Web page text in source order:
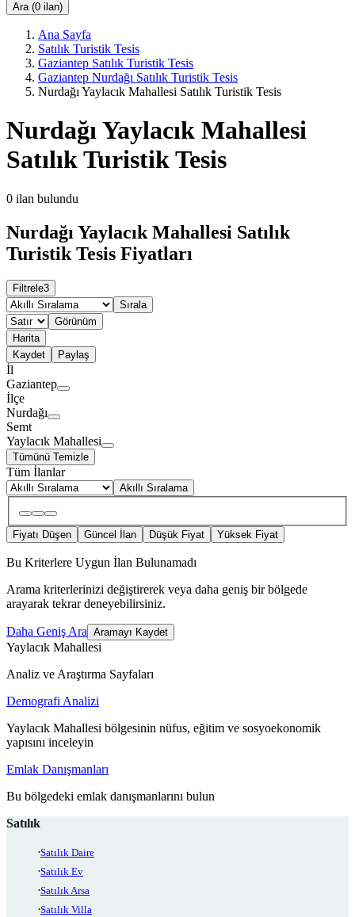
Ara (0 ilan)
Ana Sayfa
Satılık Turistik Tesis
Gaziantep Satılık Turistik Tesis
Gaziantep Nurdağı Satılık Turistik Tesis
Nurdağı Yaylacık Mahallesi Satılık Turistik Tesis
Nurdağı Yaylacık Mahallesi
Satılık Turistik Tesis
0 ilan bulundu
Nurdağı Yaylacık Mahallesi Satılık
Turistik Tesis Fiyatları
Filtrele3
Sırala
Görünüm
Harita
Kaydet
Paylaş
İl
Gaziantep
İlçe
Nurdağı
Semt
Yaylacık Mahallesi
Tümünü Temizle
Tüm İlanlar
Akıllı Sıralama
Fiyatı Düşen Güncel İlan Düşük Fiyat Yüksek Fiyat
Bu Kriterlere Uygun İlan Bulunamadı
Arama kriterlerinizi değiştirerek veya daha geniş bir bölgede
arayarak tekrar deneyebilirsiniz.
Daha Geniş Ara Aramayı Kaydet
Yaylacık Mahallesi
Analiz ve Araştırma Sayfaları
Demografi Analizi
Yaylacık Mahallesi bölgesinin nüfus, eğitim ve sosyoekonomik
yapısını inceleyin
Emlak Danışmanları
Bu bölgedeki emlak danışmanlarını bulun
Satılık
Satılık Daire
Satılık Ev
Satılık Arsa
Satılık Villa